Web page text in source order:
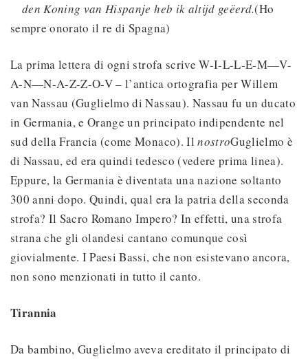
den Koning van Hispanje heb ik altijd geëerd.(Ho
sempre onorato il re di Spagna)
La prima lettera di ogni strofa scrive W-I-L-L-E-M—V-
A-N—N-A-Z-Z-O-V – l’antica ortografia per Willem
van Nassau (Guglielmo di Nassau). Nassau fu un ducato
in Germania, e Orange un principato indipendente nel
sud della Francia (come Monaco). IlnostroGuglielmo è
di Nassau, ed era quindi tedesco (vedere prima linea).
Eppure, la Germania è diventata una nazione soltanto
300 anni dopo. Quindi, qual era la patria della seconda
strofa? Il Sacro Romano Impero? In effetti, una strofa
strana che gli olandesi cantano comunque così
giovialmente. I Paesi Bassi, che non esistevano ancora,
non sono menzionati in tutto il canto.
Tirannia
Da bambino, Guglielmo aveva ereditato il principato di